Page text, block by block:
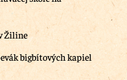
Žiline
bigbítových kapiel